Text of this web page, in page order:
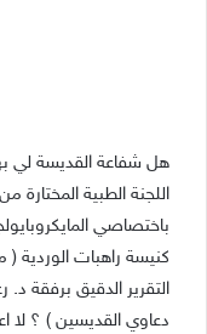
هل شفاعة القديسة لي
اللجنة الطبية المختارة
باختصاصي
التقرير الدقيق برفقة
دعاوي القديسين ) ؟ لا